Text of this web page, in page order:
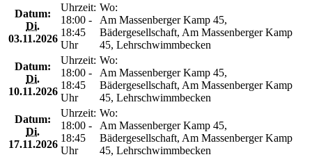
Datum:
Di.
03.11.2026
Uhrzeit:
18:00 -
18:45
Uhr
Wo:
Am Massenberger Kamp 45,
Bädergesellschaft, Am Massenberger Kamp
45, Lehrschwimmbecken
Datum:
Di.
10.11.2026
Uhrzeit:
18:00 -
18:45
Uhr
Wo:
Am Massenberger Kamp 45,
Bädergesellschaft, Am Massenberger Kamp
45, Lehrschwimmbecken
Datum:
Di.
17.11.2026
Uhrzeit:
18:00 -
18:45
Uhr
Wo:
Am Massenberger Kamp 45,
Bädergesellschaft, Am Massenberger Kamp
45, Lehrschwimmbecken